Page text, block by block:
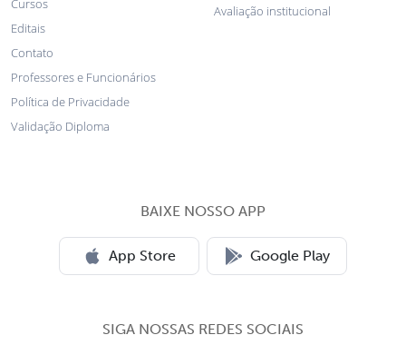
Cursos
Editais
Contato
Professores e Funcionários
Política de Privacidade
Validação Diploma
Avaliação institucional
BAIXE NOSSO APP
App Store Google Play
SIGA NOSSAS REDES SOCIAIS